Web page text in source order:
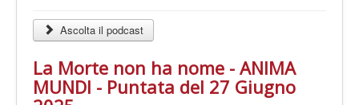
Ascolta il podcast
La Morte non ha nome - ANIMA
MUNDI - Puntata del 27 Giugno